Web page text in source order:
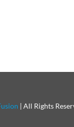
| All Rights